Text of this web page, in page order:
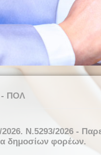
- ΠΟΛ
Ν.5293/2026 -
δημοσίων φορέων.